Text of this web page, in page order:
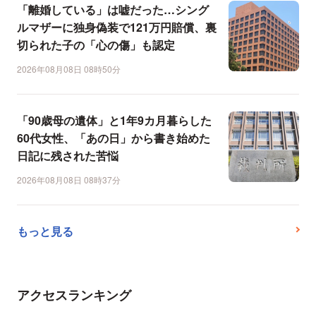
「離婚している」は嘘だった…シング
ルマザーに独身偽装で121万円賠償、裏
切られた子の「心の傷」も認定
2026年08月08日 08時50分
「90歳母の遺体」と1年9カ月暮らした
60代女性、「あの日」から書き始めた
日記に残された苦悩
2026年08月08日 08時37分
もっと見る
アクセスランキング